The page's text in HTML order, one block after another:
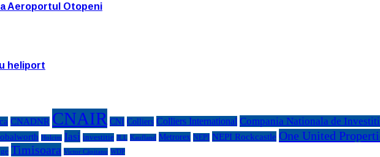
Aeroportul Otopeni
heliport
CNADNR CNAIR CNI Colliers Colliers International Compania Nationala de
Holcim Iasi investitie JLL Kaufland Metrorex NEPI NEPI Rockcastle One United
Timisoara Victor Căpitanu WDP